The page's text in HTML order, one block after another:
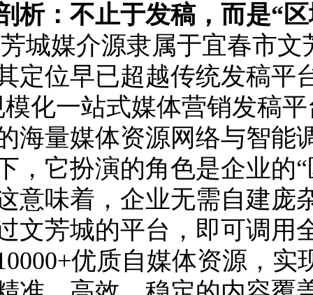
析：不止于发稿，而是“
城媒介源隶属于宜春市文
定位早已超越传统发稿平
模化一站式媒体营销发稿
海量媒体资源网络与智能
，它扮演的角色是企业的
意味着，企业无需自建庞
文芳城的平台，即可调用
优质自媒体资源，实